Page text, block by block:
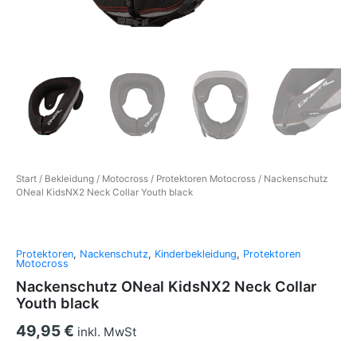
Start / Bekleidung / Motocross / Protektoren Motocross / Nackenschutz
ONeal KidsNX2 Neck Collar Youth black
Protektoren, Nackenschutz, Kinderbekleidung, Protektoren
Motocross
Nackenschutz ONeal KidsNX2 Neck Collar
Youth black
49,95€ inkl. MwSt